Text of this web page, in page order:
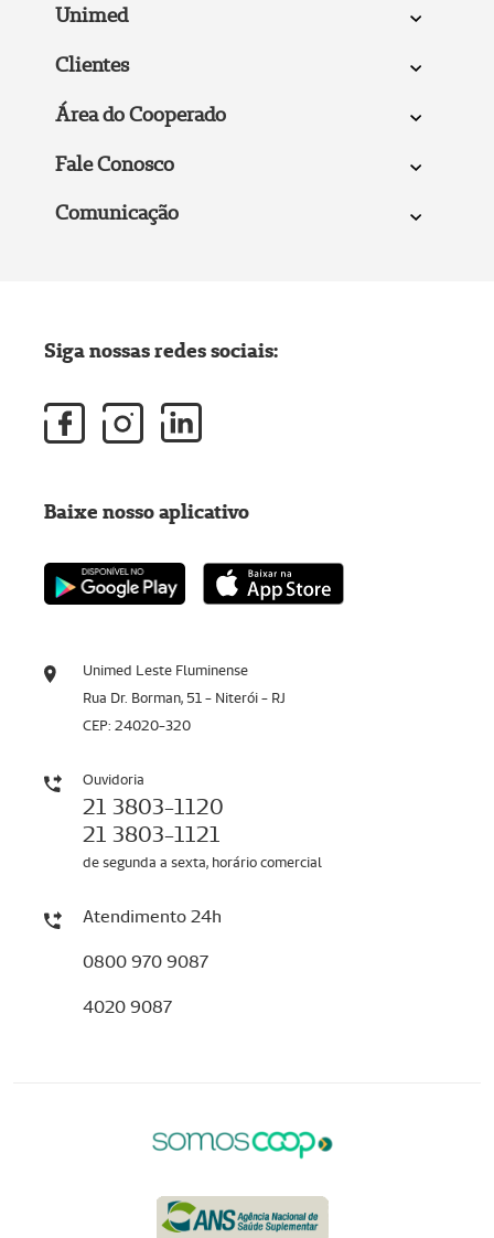
Unimed
Clientes
Área do Cooperado
Fale Conosco
Comunicação
Unimed Leste Fluminense
Rua Dr. Borman, 51 - Niterói - RJ
CEP: 24020-320
Ouvidoria
21 3803-1120
21 3803-1121
de segunda a sexta, horário comercial
Atendimento 24h
0800 970 9087
4020 9087
Siga nossas redes sociais:
Baixe nosso aplicativo